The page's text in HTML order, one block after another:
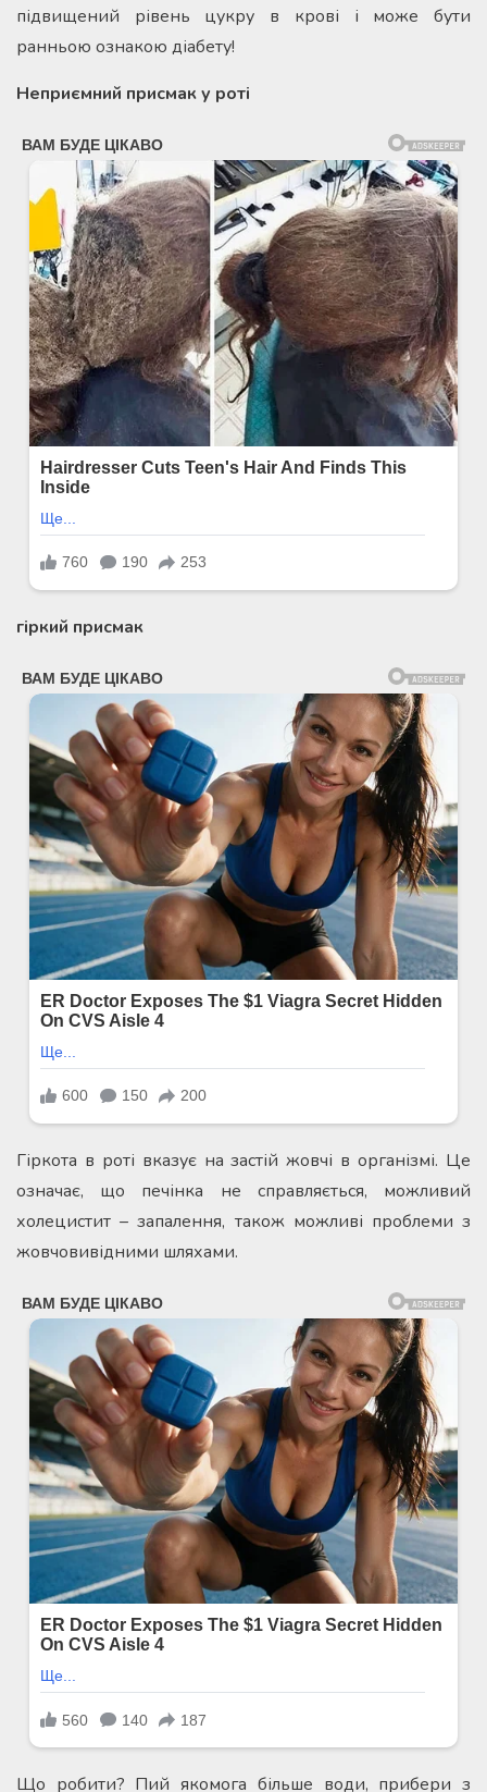
підвищений рівень цукру в крові і може бути
ранньою ознакою діабету!
Неприємний присмак у роті
гіркий присмак
Гіркота в роті вказує на застій жовчі в організмі. Це
означає, що печінка не справляється, можливий
холецистит – запалення, також можливі проблеми з
жовчовивідними шляхами.
Що робити? Пий якомога більше води, прибери з